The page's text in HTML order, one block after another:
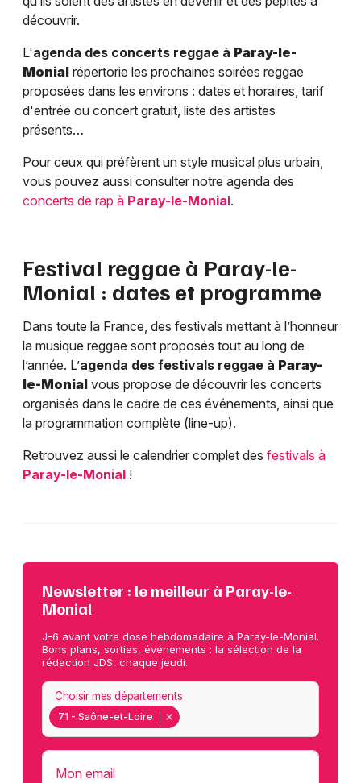
découvrir.
L'agenda des concerts reggae à Paray-le-
Monial répertorie les prochaines soirées reggae
proposées dans les environs : dates et horaires, tarif
d'entrée ou concert gratuit, liste des artistes
présents…
Pour ceux qui préfèrent un style musical plus urbain,
vous pouvez aussi consulter notre agenda des
concerts de rap à Paray-le-Monial.
Festival reggae à Paray-le-
Monial : dates et programme
Dans toute la France, des festivals mettant à l’honneur
la musique reggae sont proposés tout au long de
l’année. L’agenda des festivals reggae à Paray-
le-Monial vous propose de découvrir les concerts
organisés dans le cadre de ces événements, ainsi que
la programmation complète (line-up).
Retrouvez aussi le calendrier complet des festivals à
Paray-le-Monial !
Newsletter : le meilleur à Paray-le-
Monial
J-6 avant votre dose hebdomadaire à Paray-le-Monial.
Bons plans, sorties, événements : la sélection de la
rédaction JDS, chaque jeudi.
71 - Saône-et-Loire
Choisir mes départements
Mon email